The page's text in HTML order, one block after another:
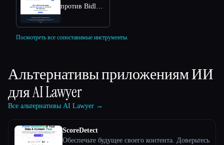
против Bidlytics
Посмотреть все сопоставимые инструменты.
Альтернативы приложениям ИИ
дляAI Lawyer
Все альтернативы AI Lawyer →
ScoreDetect
Обеспечьте будущее своего контента. Доверьтесь